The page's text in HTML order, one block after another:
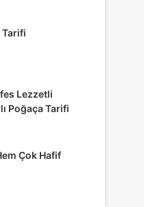
Tarifi
Lezzetli
Poğaça Tarifi
Çok Hafif